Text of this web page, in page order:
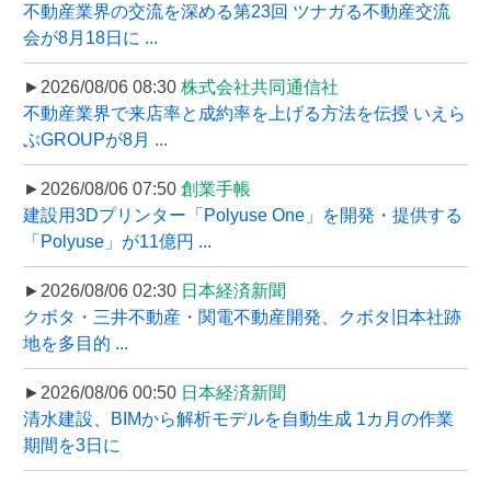
不動産業界の交流を深める第23回 ツナガる不動産交流
会が8月18日に ...
►2026/08/06 08:30 株式会社共同通信社
不動産業界で来店率と成約率を上げる方法を伝授 いえら
ぶGROUPが8月 ...
►2026/08/06 07:50 創業手帳
建設用3Dプリンター「Polyuse One」を開発・提供する
「Polyuse」が11億円 ...
►2026/08/06 02:30 日本経済新聞
クボタ・三井不動産・関電不動産開発、クボタ旧本社跡
地を多目的 ...
►2026/08/06 00:50 日本経済新聞
清水建設、BIMから解析モデルを自動生成 1カ月の作業
期間を3日に